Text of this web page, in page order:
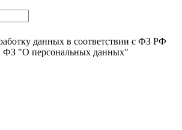
данных в соответствии с ФЗ РФ
ФЗ "О персональных данных"